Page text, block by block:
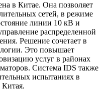
в Китае. Она позволяет
сетей, в режиме
линии 10 кВ и
распределенной
Решение сочетает в
Это повышает
услуг в районах
Система IDS также
испытаниях в
Китая.